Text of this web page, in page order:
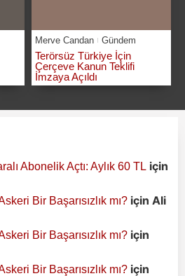
Merve Candan Gündem
Terörsüz Türkiye İçin
Çerçeve Kanun Teklifi
İmzaya Açıldı
Abonelik Açtı: Aylık 60 TL için
Bir Başarısızlık mı? için Ali
Bir Başarısızlık mı? için
Bir Başarısızlık mı? için